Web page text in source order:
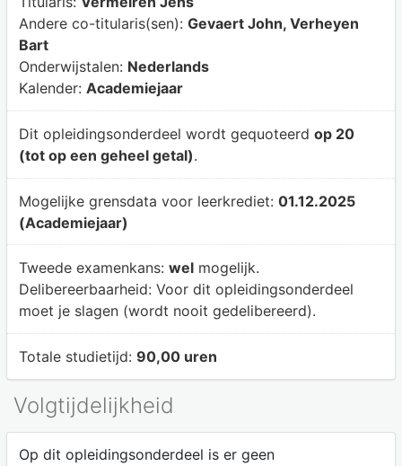
Andere co-titularis(sen): Gevaert John, Verheyen
Bart
Onderwijstalen: Nederlands
Kalender: Academiejaar
Dit opleidingsonderdeel wordt gequoteerd op 20
(tot op een geheel getal).
Mogelijke grensdata voor leerkrediet: 01.12.2025
(Academiejaar)
Tweede examenkans: welmogelijk.
Delibereerbaarheid: Voor dit opleidingsonderdeel
moet je slagen (wordt nooit gedelibereerd).
Totale studietijd: 90,00 uren
Volgtijdelijkheid
Op dit opleidingsonderdeel is er geen